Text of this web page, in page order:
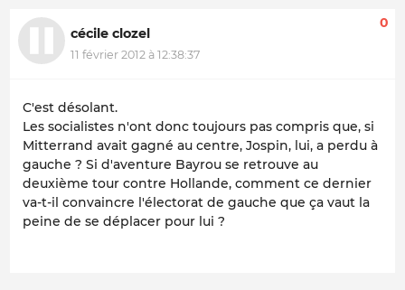
cécile clozel
11 février 2012 à 12:38:37
0
C'est désolant.
Les socialistes n'ont donc toujours pas compris que, si
Mitterrand avait gagné au centre, Jospin, lui, a perdu à
gauche ? Si d'aventure Bayrou se retrouve au
deuxième tour contre Hollande, comment ce dernier
va-t-il convaincre l'électorat de gauche que ça vaut la
peine de se déplacer pour lui ?